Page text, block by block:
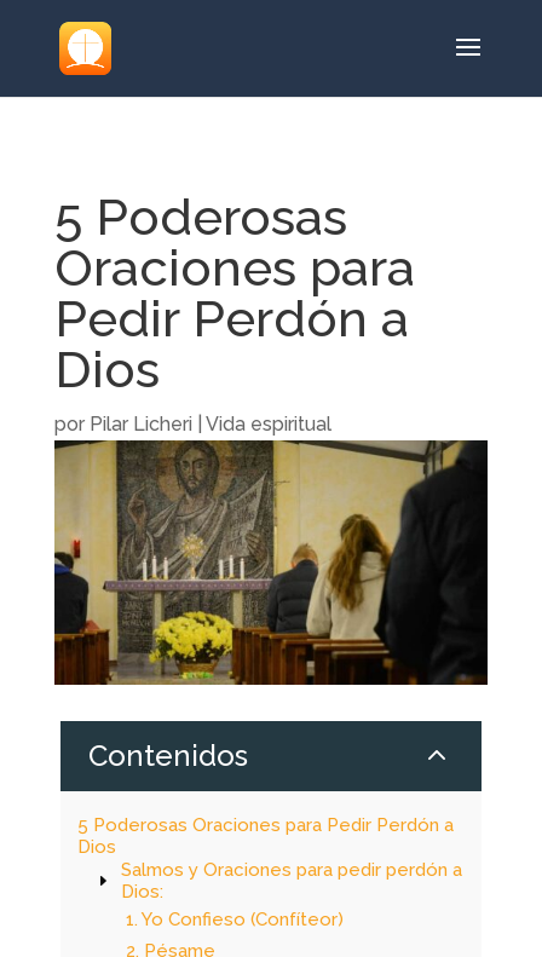
5 Poderosas
Oraciones para
Pedir Perdón a
Dios
por Pilar Licheri Vida espiritual
Contenidos 2
5 Poderosas Oraciones para Pedir Perdón a
Dios
Salmos y Oraciones para pedir perdón a
Dios:
1. Yo Confieso (Confíteor)
2. Pésame